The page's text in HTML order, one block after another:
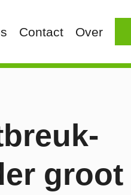
Contact Over
groot